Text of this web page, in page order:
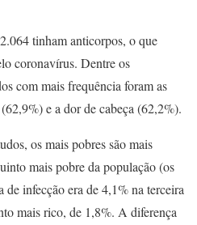
tinham anticorpos, o que
coronavírus. Dentre os
com mais frequência foram as
e a dor de cabeça (62,2%).
os mais pobres são mais
mais pobre da população (os
infecção era de 4,1% na terceira
mais rico, de 1,8%. A diferença